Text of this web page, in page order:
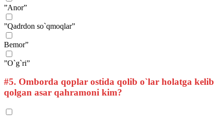
”Anor”
”Qadrdon so`qmoqlar”
Bemor”
”O`g`ri”
#5. Omborda qoplar ostida qolib o`lar holatga kelib
qolgan asar qahramoni kim?